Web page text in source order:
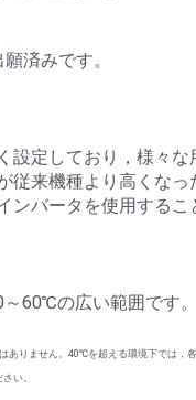
済みです。
設定しており，様々な
従来機種より高くなっ
ンバータを使用するこ
60℃の広い範囲です。
ありません。40℃を超える環境下では，
い。